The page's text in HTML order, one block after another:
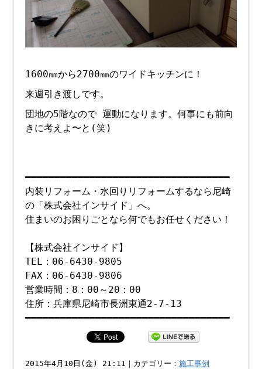
1600㎜から2700㎜のワイドキッチンに！
来週引き渡しです。
団地の5階なので 運動になります。何事にも前向
きに考えよ〜と(笑)
━━━━━━━━━━━━━━━━━━━━━━━━━━━━━━━━━━━
内装リフォーム・水回りリフォームするなら尼崎
の「株式会社インサイド」へ。
住まいのお困りごとなら何でもお任せください！
【株式会社インサイド】
TEL：06-6430-9805
FAX：06-6430-9806
営業時間：8：00～20：00
住所：兵庫県尼崎市長洲東通2-7-13
━━━━━━━━━━━━━━━━━━━━━━━━━━━━━━━━━━━
2015年4月10日(金) 21:11｜カテゴリー：施工事例